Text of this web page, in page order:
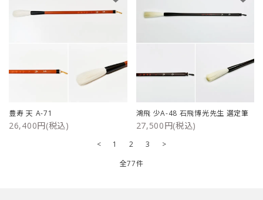
豊寿 天 A-71
26,400円(税込)
鴻飛 少A-48 石飛博光先生 選定筆
27,500円(税込)
< 1 2 3
>
全77件